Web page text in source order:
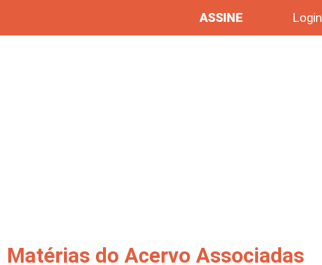
ASSINE Login
Matérias do Acervo Associadas